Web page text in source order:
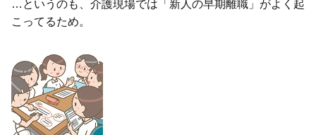
…というのも、介護現場では「新人の早期離職」がよく起
こってるため。